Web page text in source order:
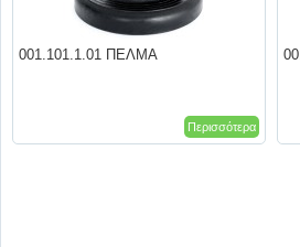
001.101.1.01 ΠΕΛΜΑ
Περισσότερα